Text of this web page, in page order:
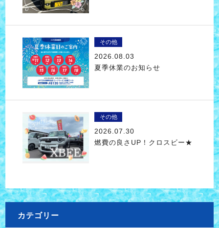
その他
2026.08.03
夏季休業のお知らせ
その他
2026.07.30
燃費の良さUP！クロスビー★
カテゴリー